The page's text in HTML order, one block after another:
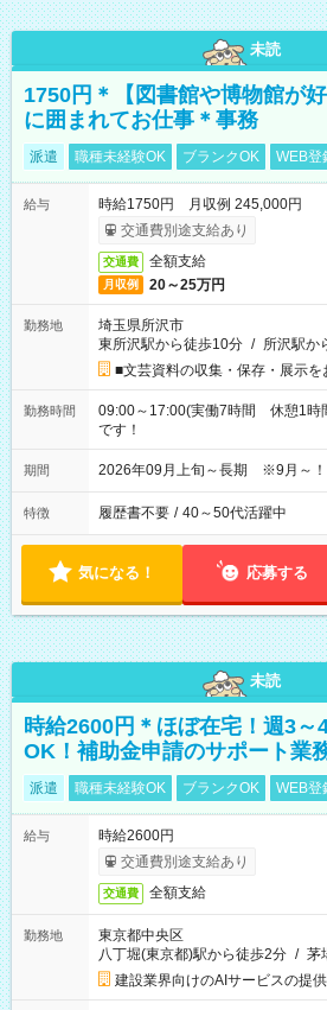
未読
1750円＊【図書館や博物館が
に囲まれてお仕事＊事務
派遣 職種未経験OK ブランクOK WEB登
給与
時給1750円 月収例 245,000円
交通費別途支給あり
交通費 全額支給
月収例 20～25万円
勤務地
埼玉県所沢市
東所沢駅から徒歩10分 / 所沢駅か
■文芸資料の収集・保存・展示
勤務時間
09:00～17:00(実働7時間 休憩1時
です！
期間 2026年09月上旬～長期 ※9月～！
特徴 履歴書不要 / 40～50代活躍中
気になる！ 応募する
未読
時給2600円＊ほぼ在宅！週3～
OK！補助金申請のサポート業
派遣 職種未経験OK ブランクOK WEB登
給与
時給2600円
交通費別途支給あり
交通費 全額支給
勤務地
東京都中央区
八丁堀(東京都)駅から徒歩2分 / 茅
建設業界向けのAIサービスの提